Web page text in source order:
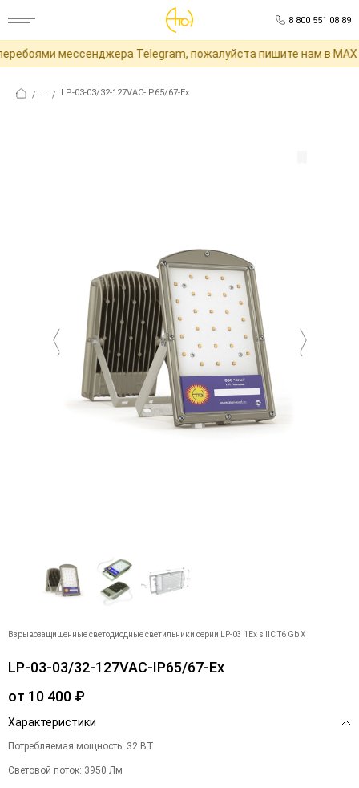
8 800 551 08 89
мессенджера Telegram, пожалуйста пишите нам в MAX
/ ... / LP-03-03/32-127VAC-IP65/67-Ex
Взрывозащищенные светодиодные светильники серии LP-03 1Ex s IIC T6 Gb X
LP-03-03/32-127VAC-IP65/67-Ex
от 10 400 ₽
Характеристики
Потребляемая мощность: 32 ВТ
Световой поток: 3950 Лм